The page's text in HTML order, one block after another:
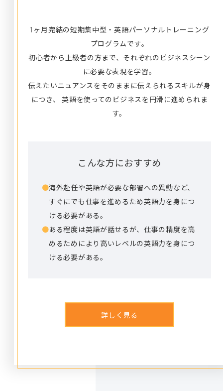
1ヶ月完結の短期集中型・英語パーソナルトレーニング
プログラムです。
初心者から上級者の方まで、それぞれのビジネスシーン
に必要な表現を学習。
伝えたいニュアンスをそのままに伝えられるスキルが身
につき、
英語を使ってのビジネスを円滑に進められま
す。
こんな方におすすめ
●海外赴任や英語が必要な部署への異動など、
すぐにでも仕事を進めるため英語力を身につ
ける必要がある。
●ある程度は英語が話せるが、仕事の精度を高
めるためにより高いレベルの英語力を身につ
ける必要がある。
詳しく見る